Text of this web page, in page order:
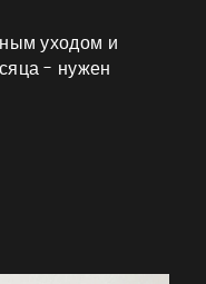
уходом и
- нужен